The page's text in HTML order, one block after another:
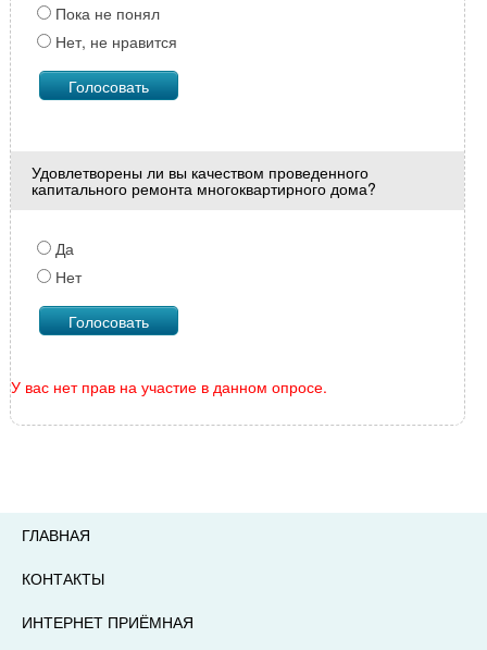
Пока не понял
Нет, не нравится
Удовлетворены ли вы качеством проведенного
капитального ремонта многоквартирного дома?
Да
Нет
У вас нет прав на участие в данном опросе.
ГЛАВНАЯ
КОНТАКТЫ
ИНТЕРНЕТ ПРИЁМНАЯ